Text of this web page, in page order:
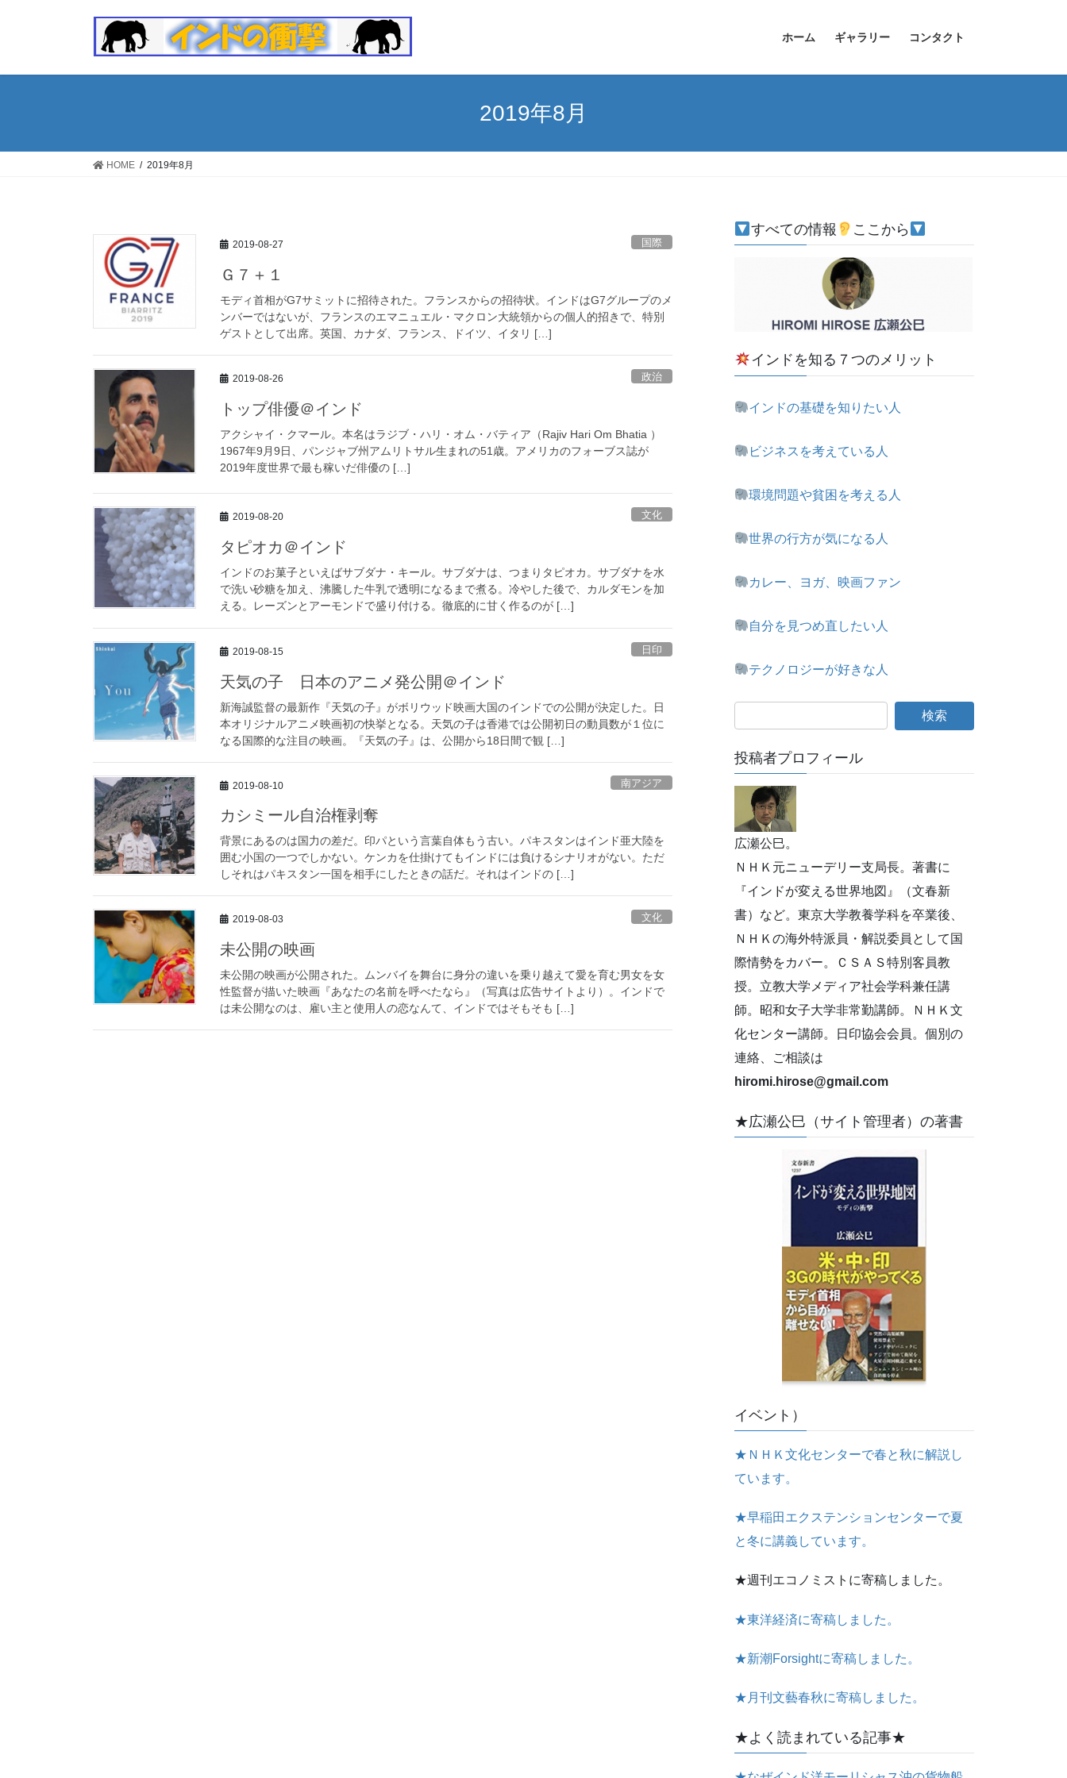
ホーム ギャラリー コンタクト
2019年8月
HOME 2019年8月
2019-08-27 国際
Ｇ７＋１
モディ首相がG7サミットに招待された。フランスからの招待状。インドはG7グループのメ
ンバーではないが、フランスのエマニュエル・マクロン大統領からの個人的招きで、特別
ゲストとして出席。英国、カナダ、フランス、ドイツ、イタリ […]
2019-08-26 政治
トップ俳優＠インド
アクシャイ・クマール。本名はラジブ・ハリ・オム・バティア（Rajiv Hari Om Bhatia ）
1967年9月9日、パンジャブ州アムリトサル生まれの51歳。アメリカのフォーブス誌が
2019年度世界で最も稼いだ俳優の […]
2019-08-20 文化
タピオカ＠インド
インドのお菓子といえばサブダナ・キール。サブダナは、つまりタピオカ。サブダナを水
で洗い砂糖を加え、沸騰した牛乳で透明になるまで煮る。冷やした後で、カルダモンを加
える。レーズンとアーモンドで盛り付ける。徹底的に甘く作るのが […]
2019-08-15 日印
天気の子 日本のアニメ発公開＠インド
新海誠監督の最新作『天気の子』がボリウッド映画大国のインドでの公開が決定した。日
本オリジナルアニメ映画初の快挙となる。天気の子は香港では公開初日の動員数が１位に
なる国際的な注目の映画。『天気の子』は、公開から18日間で観 […]
2019-08-10 南アジア
カシミール自治権剥奪
背景にあるのは国力の差だ。印パという言葉自体もう古い。パキスタンはインド亜大陸を
囲む小国の一つでしかない。ケンカを仕掛けてもインドには負けるシナリオがない。ただ
しそれはパキスタン一国を相手にしたときの話だ。それはインドの […]
2019-08-03 文化
未公開の映画
未公開の映画が公開された。ムンバイを舞台に身分の違いを乗り越えて愛を育む男女を女
性監督が描いた映画『あなたの名前を呼べたなら』（写真は広告サイトより）。インドで
は未公開なのは、雇い主と使用人の恋なんて、インドではそもそも […]
すべての情報 ここから
インドを知る７つのメリット
インドの基礎を知りたい人
ビジネスを考えている人
環境問題や貧困を考える人
世界の行方が気になる人
カレー、ヨガ、映画ファン
自分を見つめ直したい人
テクノロジーが好きな人
投稿者プロフィール
広瀬公巳。
ＮＨＫ元ニューデリー支局長。著書に
『インドが変える世界地図』（文春新
書）など。東京大学教養学科を卒業後、
ＮＨＫの海外特派員・解説委員として国
際情勢をカバー。ＣＳＡＳ特別客員教
授。立教大学メディア社会学科兼任講
師。昭和女子大学非常勤講師。ＮＨＫ文
化センター講師。日印協会会員。個別の
連絡、ご相談は
hiromi.hirose@gmail.com
★広瀬公巳（サイト管理者）の著書
イベント）
★ＮＨＫ文化センターで春と秋に解説し
ています。
★早稲田エクステンションセンターで夏
と冬に講義しています。
★週刊エコノミストに寄稿しました。
★東洋経済に寄稿しました。
★新潮Forsightに寄稿しました。
★月刊文藝春秋に寄稿しました。
★よく読まれている記事★